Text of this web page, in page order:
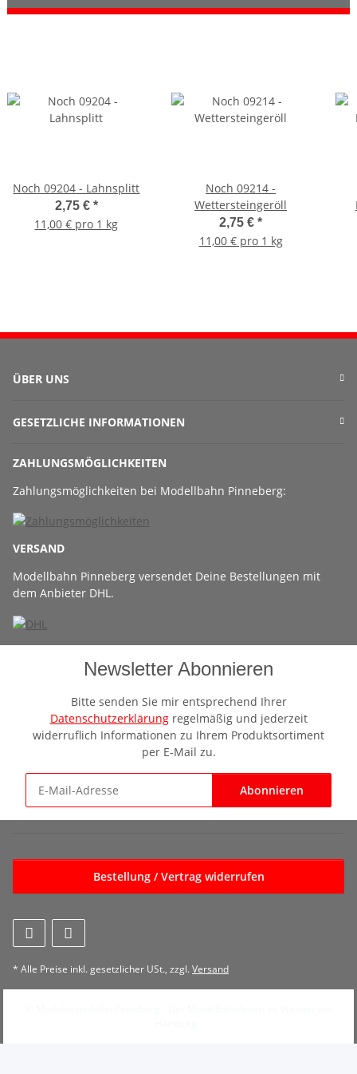
Noch 09204 - Lahnsplitt
2,75 € *
11,00 € pro 1 kg
Noch 09214 -
Wettersteingeröll
2,75 €*
11,00 € pro 1 kg
ÜBER UNS
GESETZLICHE INFORMATIONEN
ZAHLUNGSMÖGLICHKEITEN
Zahlungsmöglichkeiten bei Modellbahn Pinneberg:
VERSAND
Modellbahn Pinneberg versendet Deine Bestellungen mit
dem Anbieter DHL.
Newsletter Abonnieren
Bitte senden Sie mir entsprechend Ihrer
Datenschutzerklärungregelmäßig und jederzeit
widerruflich Informationen zu Ihrem Produktsortiment
per E-Mail zu.
Abonnieren
Bestellung / Vertrag widerrufen
* Alle Preise inkl. gesetzlicher USt., zzgl.Versand